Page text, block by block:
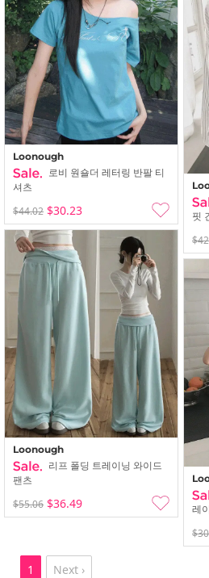
Loonough
로비 원숄더 레터링 반팔 티
셔츠
$44.02 $30.23
핏
Loonough
리프 폴딩 트레이닝 와이드
팬츠
$55.06 $36.49
레
1 Next ›